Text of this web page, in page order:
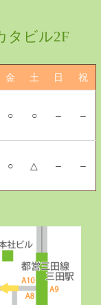
タビル2F
金 土 日 祝
○ ○ – –
○ △ – –